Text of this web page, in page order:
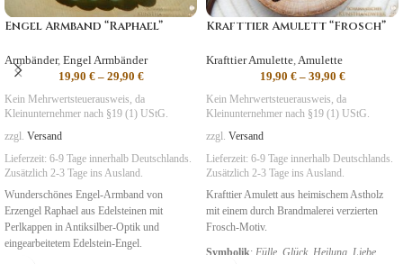
Engel Armband “Raphael”
Armbänder, Engel Armbänder
19,90 €– 29,90 €
Kein Mehrwertsteuerausweis, da
Kleinunternehmer nach §19 (1) UStG.
zzgl. Versand
Lieferzeit: 6-9 Tage innerhalb Deutschlands.
Zusätzlich 2-3 Tage ins Ausland.
Wunderschönes Engel-Armband von
Erzengel Raphael aus Edelsteinen mit
Perlkappen in Antiksilber-Optik und
eingearbeitetem Edelstein-Engel.
Krafttier Amulett “Frosch”
Krafttier Amulette Amulette
19,90 €– 39,90 €
Kein Mehrwertsteuerausweis, da
Kleinunternehmer nach §19 (1) UStG.
zzgl. Versand
Lieferzeit: 6-9 Tage innerhalb Deutschlands.
Zusätzlich 2-3 Tage ins Ausland.
Krafttier Amulett aus heimischem Astholz
mit einem durch Brandmalerei verzierten
Frosch-Motiv.
Symbolik: Fülle, Glück, Heilung, Liebe